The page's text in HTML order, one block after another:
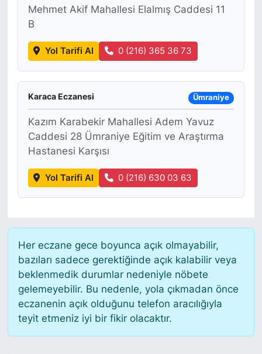
Mehmet Akif Mahallesi Elalmış Caddesi 11
B
Yol Tarifi Al 0 (216) 365 36 73
Karaca Eczanesi Ümraniye
Kazım Karabekir Mahallesi Adem Yavuz
Caddesi 28 Ümraniye Eğitim ve Araştırma
Hastanesi Karşısı
Yol Tarifi Al 0 (216) 630 03 63
Her eczane gece boyunca açık olmayabilir,
bazıları sadece gerektiğinde açık kalabilir veya
beklenmedik durumlar nedeniyle nöbete
gelemeyebilir. Bu nedenle, yola çıkmadan önce
eczanenin açık olduğunu telefon aracılığıyla
teyit etmeniz iyi bir fikir olacaktır.
TEKNOLOJİ
TÜRKİYE VE DÜNYA GÜNDEMİ
YAŞAM